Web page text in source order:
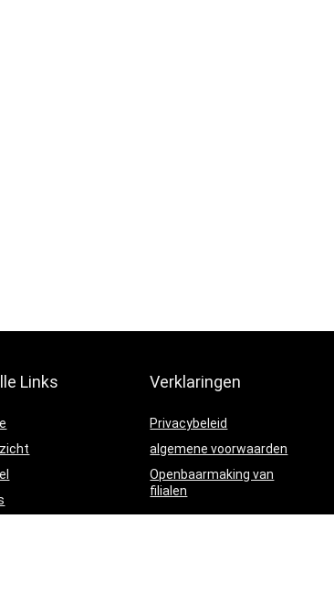
Links Verklaringen
Privacybeleid
algemene voorwaarden
Openbaarmaking van
filialen